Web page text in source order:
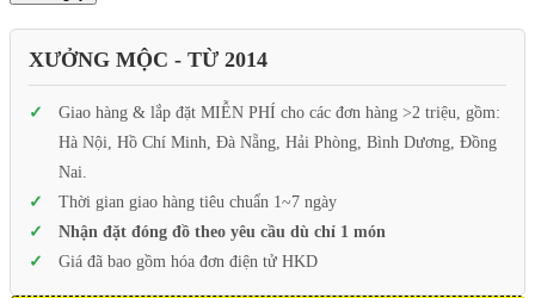
XƯỞNG MỘC - TỪ 2014
Giao hàng & lắp đặt MIỄN PHÍ cho các đơn hàng >2 triệu, gồm:
Hà Nội, Hồ Chí Minh, Đà Nẵng, Hải Phòng, Bình Dương, Đồng
Nai.
Thời gian giao hàng tiêu chuẩn 1~7 ngày
Nhận đặt đóng đồ theo yêu cầu dù chỉ 1 món
Giá đã bao gồm hóa đơn điện tử HKD